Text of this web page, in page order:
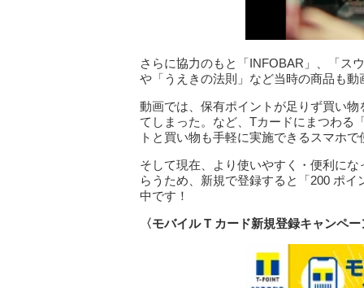
さらに協力のもと「INFOBAR」、「ス
や「うえきの法則」など当時の商品も
動画では、保有ポイントが足りず買い
てしまった。など、Tカードにまつわる
トと買い物も手軽に実施できるスマホ
そして現在、より使いやすく・便利に
らうため、新規で登録すると「200 ポ
中です！
〈モバイル T カード新規登録キャンペ